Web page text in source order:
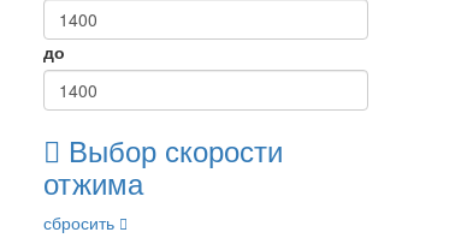
до
Выбор скорости
отжима
сбросить